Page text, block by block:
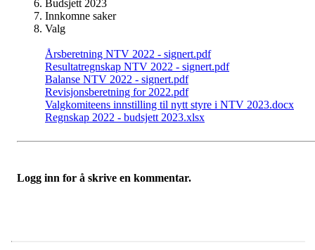
Budsjett 2023
Innkomne saker
Valg
Årsberetning NTV 2022 - signert.pdf
Resultatregnskap NTV 2022 - signert.pdf
Balanse NTV 2022 - signert.pdf
Revisjonsberetning for 2022.pdf
Valgkomiteens innstilling til nytt styre i NTV 2023.docx
Regnskap 2022 - budsjett 2023.xlsx
Logg inn for å skrive en kommentar.